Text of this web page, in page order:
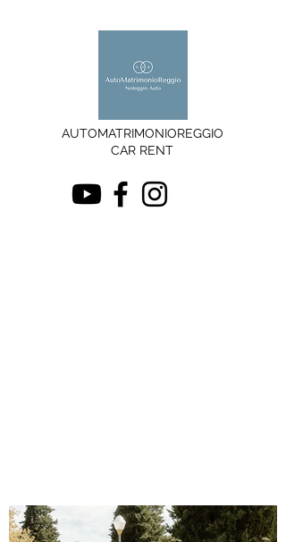
AUTOMATRIMONIOREGGIO
CAR RENT